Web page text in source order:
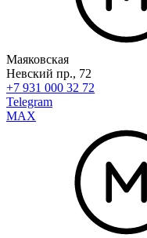
Маяковская
Невский пр., 72
+7 931 000 32 72
Telegram
MAX